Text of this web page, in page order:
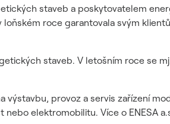
staveb a poskytovatelem
roce garantovala svým
staveb. V letošním roce se
výstavbu, provoz a servis zařízení
elektromobilitu. Více o ENESA